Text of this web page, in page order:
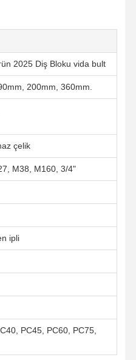
Videolar VR Gösterisi
Kontrolü
Blog Teklif Alın
2025 Diş Bloku vida bult
200mm, 360mm.
çelik
M38, M160, 3/4"
ipli
PC45, PC60, PC75,